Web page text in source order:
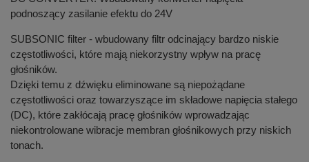
podnoszący zasilanie efektu do 24V
SUBSONIC filter - wbudowany filtr odcinający bardzo niskie
częstotliwości, które mają niekorzystny wpływ na pracę
głośników.
Dzięki temu z dźwięku eliminowane są niepożądane
częstotliwości oraz towarzyszące im składowe napięcia stałego
(DC), które zakłócają pracę głośników wprowadzając
niekontrolowane wibracje membran głośnikowych przy niskich
tonach.